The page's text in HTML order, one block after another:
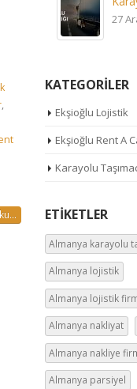
,
27
KATEGORİLER
Ekşioğlu Lojistik
Ekşioğlu Rent A
Karayolu
ETİKETLER
Almanya karayolu
Almanya lojistik
Almanya lojistik
Almanya nakliyat
Almanya nakliye
Almanya parsiyel